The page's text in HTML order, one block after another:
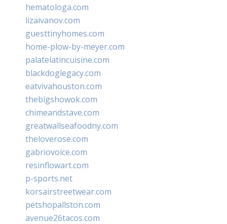
hematologa.com
lizaivanov.com
guesttinyhomes.com
home-plow-by-meyer.com
palatelatincuisine.com
blackdoglegacy.com
eatvivahouston.com
thebigshowok.com
chimeandstave.com
greatwallseafoodny.com
theloverose.com
gabriovoice.com
resinflowart.com
p-sports.net
korsairstreetwear.com
petshopallston.com
avenue26tacos.com